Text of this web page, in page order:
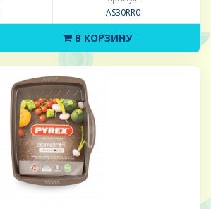
AS30RR0
В КОРЗИНУ